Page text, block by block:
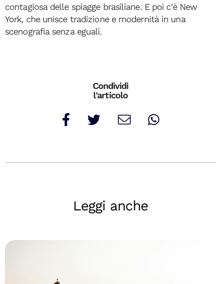
contagiosa delle spiagge brasiliane. E poi c’è New
York, che unisce tradizione e modernità in una
scenografia senza eguali.
Condividi
l'articolo
Leggi anche